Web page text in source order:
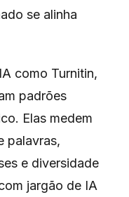
se alinha
como Turnitin,
padrões
Elas medem
palavras,
e diversidade
jargão de IA